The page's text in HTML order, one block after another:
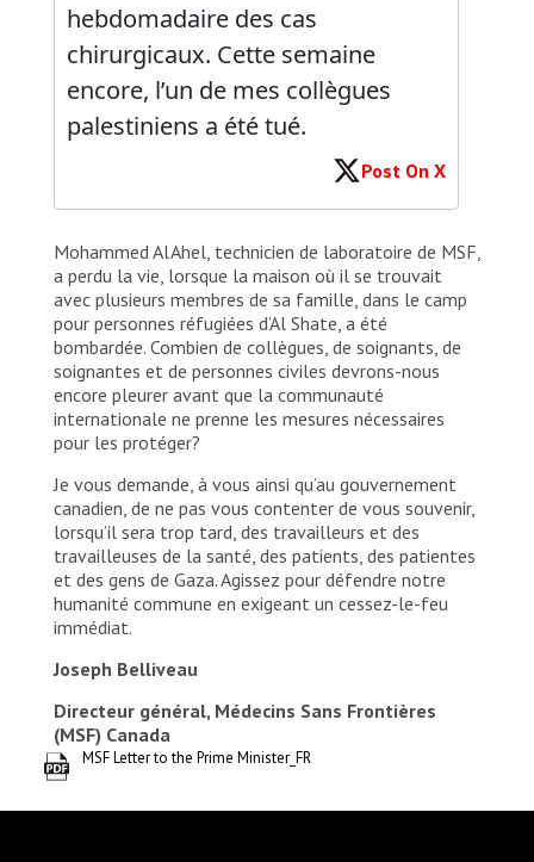
hebdomadaire des cas
chirurgicaux. Cette semaine
encore, l’un de mes collègues
palestiniens a été tué.
Post On X
Mohammed Al Ahel, technicien de laboratoire de MSF,
a perdu la vie, lorsque la maison où il se trouvait
avec plusieurs membres de sa famille, dans le camp
pour personnes réfugiées d’Al Shate, a été
bombardée. Combien de collègues, de soignants, de
soignantes et de personnes civiles devrons-nous
encore pleurer avant que la communauté
internationale ne prenne les mesures nécessaires
pour les protéger?
Je vous demande, à vous ainsi qu’au gouvernement
canadien, de ne pas vous contenter de vous souvenir,
lorsqu’il sera trop tard, des travailleurs et des
travailleuses de la santé, des patients, des patientes
et des gens de Gaza. Agissez pour défendre notre
humanité commune en exigeant un cessez-le-feu
immédiat.
Joseph Belliveau
Directeur général, Médecins Sans Frontières
(MSF) Canada
MSF Letter to the Prime Minister_FR